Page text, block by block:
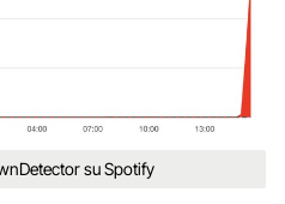
su Spotify